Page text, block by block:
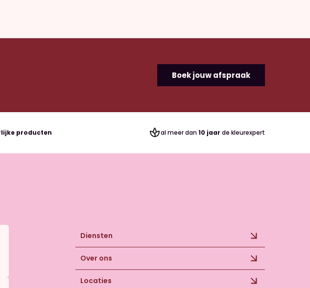
Boek jouw afspraak
producten al meer dan10 jaar de kleurexpert
Diensten
Over ons
Locaties